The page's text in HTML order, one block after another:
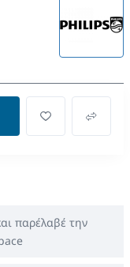
παρέλαβέ την